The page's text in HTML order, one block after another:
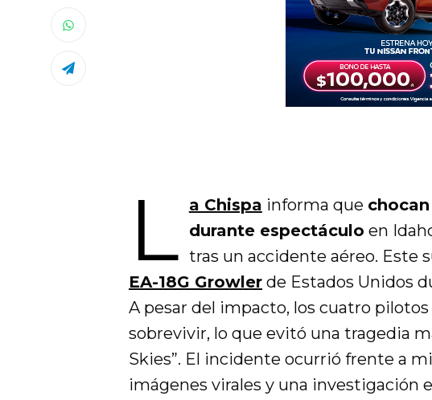
L a Chispa informa que
durante espectáculo en
tras un accidente aéreo. Este
EA-18G Growler de Estados Unidos
A pesar del impacto, los cuatro
sobrevivir, lo que evitó una tragedia
Skies”. El incidente ocurrió frente a
imágenes virales y una investigación